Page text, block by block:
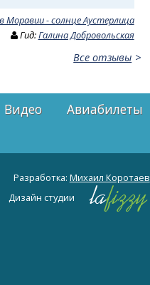
Моравии - солнце Аустерлица
Гид:Галина Добровольская
Все отзывы
Видео
Авиабилеты
Разработка: Михаил Коротаев
Дизайн студии